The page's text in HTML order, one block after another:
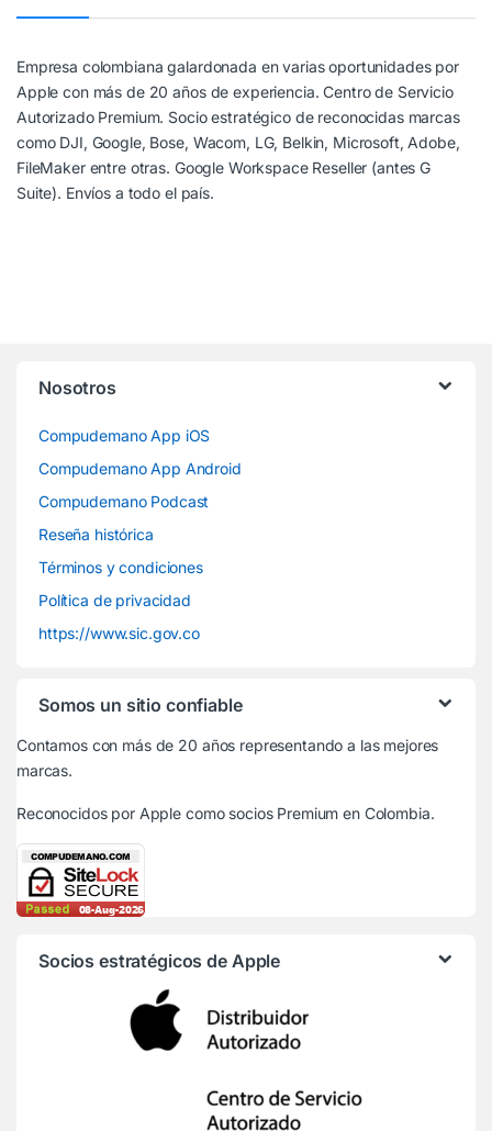
Empresa colombiana galardonada en varias oportunidades por
Apple con más de 20 años de experiencia. Centro de Servicio
Autorizado Premium. Socio estratégico de reconocidas marcas
como DJI, Google, Bose, Wacom, LG, Belkin, Microsoft, Adobe,
FileMaker entre otras. Google Workspace Reseller (antes G
Suite). Envíos a todo el país.
Nosotros
Compudemano App iOS
Compudemano App Android
Compudemano Podcast
Reseña histórica
Términos y condiciones
Política de privacidad
https://www.sic.gov.co
Somos un sitio confiable
Contamos con más de 20 años representando a las mejores
marcas.
Reconocidos por Apple como socios Premium en Colombia.
Socios estratégicos de Apple